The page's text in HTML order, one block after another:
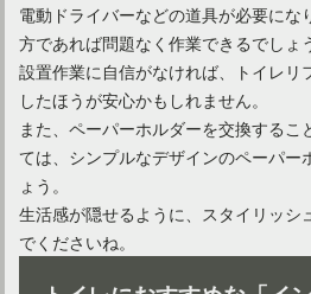
電動ドライバーなどの道具が必要にな
方であれば問題なく作業できるでしょ
設置作業に自信がなければ、トイレリ
したほうが安心かもしれません。
また、ペーパーホルダーを交換する
ては、シンプルなデザインのペーパー
ょう。
生活感が隠せるように、スタイリッシ
でくださいね。